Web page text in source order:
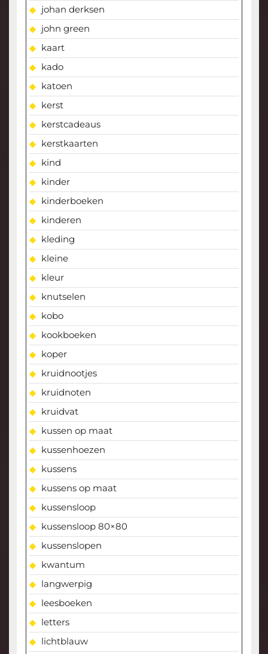
johan derksen
john green
kaart
kado
katoen
kerst
kerstcadeaus
kerstkaarten
kind
kinder
kinderboeken
kinderen
kleding
kleine
kleur
knutselen
kobo
kookboeken
koper
kruidnootjes
kruidnoten
kruidvat
kussen op maat
kussenhoezen
kussens
kussens op maat
kussensloop
kussensloop 80×80
kussenslopen
kwantum
langwerpig
leesboeken
letters
lichtblauw